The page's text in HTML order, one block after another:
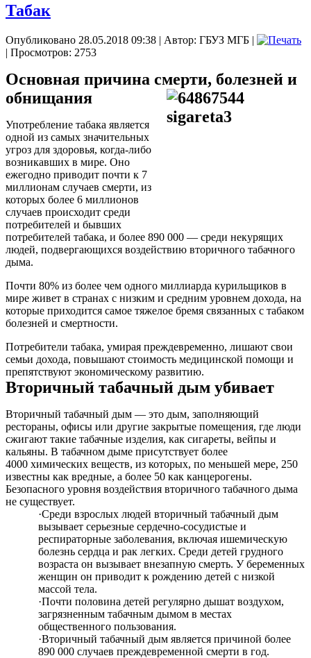
Табак
Опубликовано 28.05.2018 09:38 | Автор: ГБУЗ МГБ |
| Просмотров: 2753
Основная причина смерти, болезней и
обнищания
Употребление табака является
одной из самых значительных
угроз для здоровья, когда-либо
возникавших в мире. Оно
ежегодно приводит почти к 7
миллионам случаев смерти, из
которых более 6 миллионов
случаев происходит среди
потребителей и бывших
потребителей табака, и более 890 000 — среди некурящих
людей, подвергающихся воздействию вторичного табачного
дыма.
Почти 80% из более чем одного миллиарда курильщиков в
мире живет в странах с низким и средним уровнем дохода, на
которые приходится самое тяжелое бремя связанных с табаком
болезней и смертности.
Потребители табака, умирая преждевременно, лишают свои
семьи дохода, повышают стоимость медицинской помощи и
препятствуют экономическому развитию.
Вторичный табачный дым убивает
Вторичный табачный дым — это дым, заполняющий
рестораны, офисы или другие закрытые помещения, где люди
сжигают такие табачные изделия, как сигареты, вейпы и
кальяны. В табачном дыме присутствует более
4000 химических веществ, из которых, по меньшей мере, 250
известны как вредные, а более 50 как канцерогены.
Безопасного уровня воздействия вторичного табачного дыма
не существует.
·Среди взрослых людей вторичный табачный дым
вызывает серьезные сердечно-сосудистые и
респираторные заболевания, включая ишемическую
болезнь сердца и рак легких. Среди детей грудного
возраста он вызывает внезапную смерть. У беременных
женщин он приводит к рождению детей с низкой
массой тела.
·Почти половина детей регулярно дышат воздухом,
загрязненным табачным дымом в местах
общественного пользования.
·Вторичный табачный дым является причиной более
890 000 случаев преждевременной смерти в год.